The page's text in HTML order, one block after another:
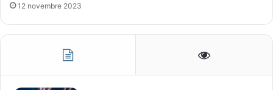
12 novembre 2023